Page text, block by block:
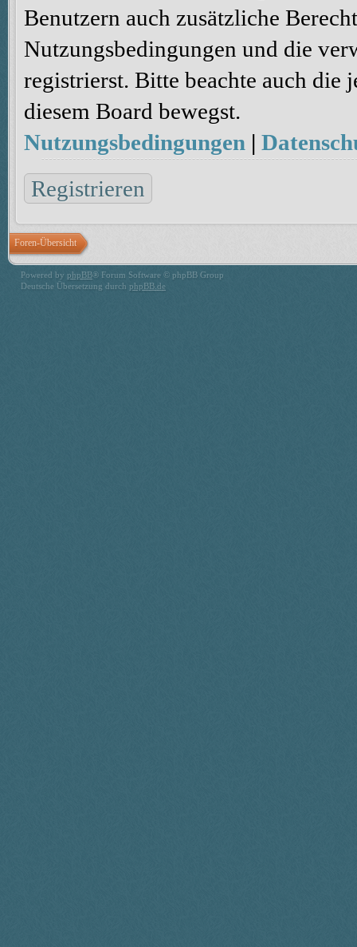
Benutzern auch zusätzliche
Nutzungsbedingungen und die
registrierst. Bitte beachte auch
diesem Board bewegst.
Nutzungsbedingungen |
Registrieren
Foren-Übersicht
Powered by phpBB® Forum Software © phpBB Group
Deutsche Übersetzung durch phpBB.de